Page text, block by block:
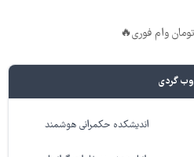
وب گردی
اندیشکده حکمرانی هوشمند